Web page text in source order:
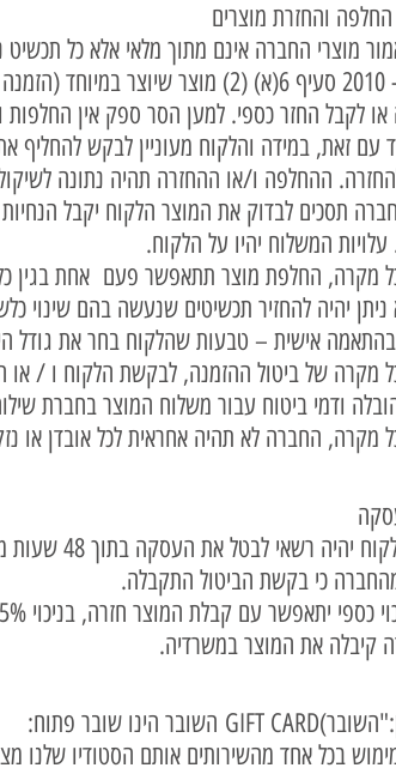
החלפה והחזרת מוצרים
מוצרי החברה אינם מתוך מלאי אלא כל
תשע”א- 2010 סעיף 6(א) (2) מוצר
לקבל החזר כספי. למען הסר ספק אין החלפות
ההחלפה ו/או ההחזרה תהיה נתונה
תסכים לבדוק את המוצר הלקוח יקבל
המשלוח יהיו על הלקוח.
יהיה להחזיר תכשיטים שנעשה בהם שינוי
בהתאמה אישית – טבעות שהלקוח בחר את גודל
מקרה של ביטול ההזמנה, לבקשת הלקוח ו / או
ודמי ביטוח עבור משלוח המוצר בחברת
1. הלקוח
כי בקשת הביטול התקבלה.
קיבלה את המוצר במשרדיה.
:השובר הינו שובר פתוח